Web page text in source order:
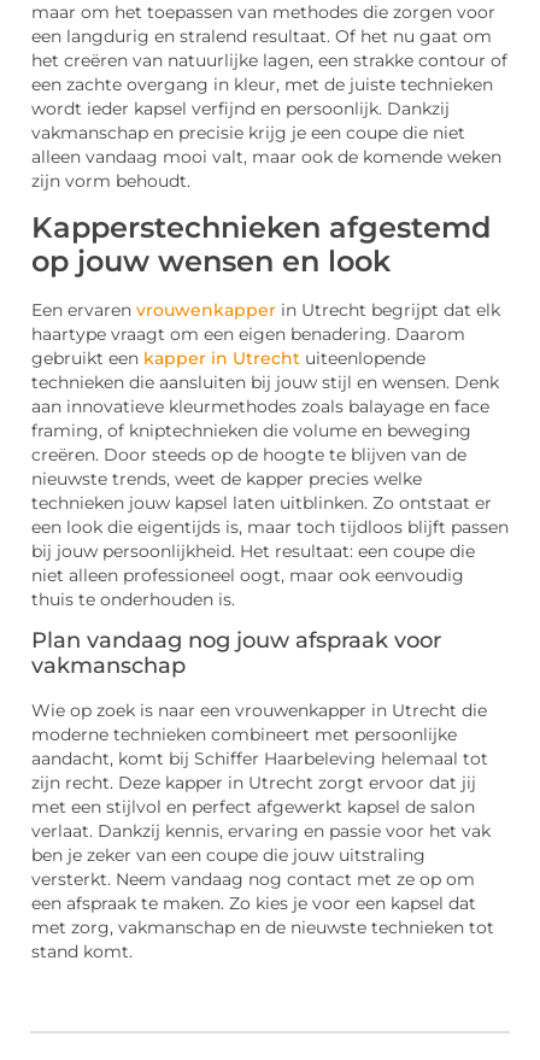
maar om het toepassen van methodes die zorgen voor
een langdurig en stralend resultaat. Of het nu gaat om
het creëren van natuurlijke lagen, een strakke contour of
een zachte overgang in kleur, met de juiste technieken
wordt ieder kapsel verfijnd en persoonlijk. Dankzij
vakmanschap en precisie krijg je een coupe die niet
alleen vandaag mooi valt, maar ook de komende weken
zijn vorm behoudt.
Kapperstechnieken afgestemd
op jouw wensen en look
Een ervaren vrouwenkapper in Utrecht begrijpt dat elk
haartype vraagt om een eigen benadering. Daarom
gebruikt een kapper in Utrecht uiteenlopende
technieken die aansluiten bij jouw stijl en wensen. Denk
aan innovatieve kleurmethodes zoals balayage en face
framing, of kniptechnieken die volume en beweging
creëren. Door steeds op de hoogte te blijven van de
nieuwste trends, weet de kapper precies welke
technieken jouw kapsel laten uitblinken. Zo ontstaat er
een look die eigentijds is, maar toch tijdloos blijft passen
bij jouw persoonlijkheid. Het resultaat: een coupe die
niet alleen professioneel oogt, maar ook eenvoudig
thuis te onderhouden is.
Plan vandaag nog jouw afspraak voor
vakmanschap
Wie op zoek is naar een vrouwenkapper in Utrecht die
moderne technieken combineert met persoonlijke
aandacht, komt bij Schiffer Haarbeleving helemaal tot
zijn recht. Deze kapper in Utrecht zorgt ervoor dat jij
met een stijlvol en perfect afgewerkt kapsel de salon
verlaat. Dankzij kennis, ervaring en passie voor het vak
ben je zeker van een coupe die jouw uitstraling
versterkt. Neem vandaag nog contact met ze op om
een afspraak te maken. Zo kies je voor een kapsel dat
met zorg, vakmanschap en de nieuwste technieken tot
stand komt.